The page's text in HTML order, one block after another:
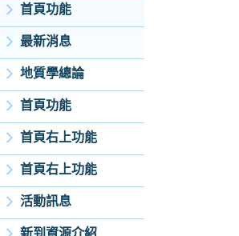
首頁功能
最新消息
地質學總論
首頁功能
首頁右上功能
首頁右上功能
活動訊息
新到資源介紹